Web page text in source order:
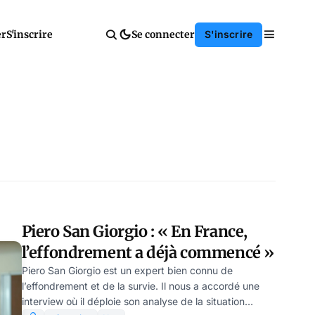
S'inscrire Se connecter S'inscrire
Piero San Giorgio : « En France,
l’effondrement a déjà commencé »
Piero San Giorgio est un expert bien connu de
l’effondrement et de la survie. Il nous a accordé une
interview où il déploie son analyse de la situation